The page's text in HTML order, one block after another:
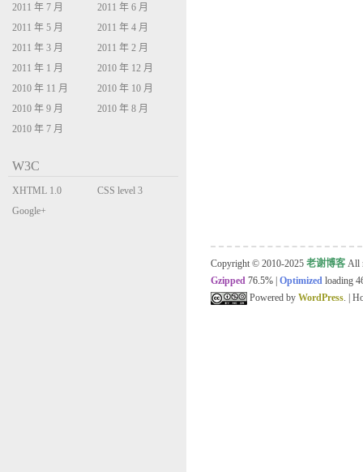
2011 年 7 月
2011 年 6 月
2011 年 5 月
2011 年 4 月
2011 年 3 月
2011 年 2 月
2011 年 1 月
2010 年 12 月
2010 年 11 月
2010 年 10 月
2010 年 9 月
2010 年 8 月
2010 年 7 月
W3C
XHTML 1.0
Transitional
CSS level 3
Google+
Copyright © 2010-2025 老谢博客 All
Gzipped 76.5% Optimized loading
Powered by WordPress. |